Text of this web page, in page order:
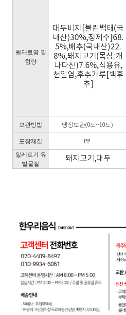
원재료명 및
함량
대두비지[불린백태(국
내산)30%,정제수]68.
5%,배추(국내산)22.
8%,돼지고기(목심:캐
나다산)7.6%,식용유,
천일염,후추가루[백후
추]
보관방법 냉장보관(0도~10도)
포장재질 PP
알레르기 유
발물질
돼지고기,대두